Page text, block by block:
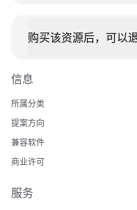
购买该资源后，可以
信息
所属分类
提案方向
兼容软件
商业许可
服务